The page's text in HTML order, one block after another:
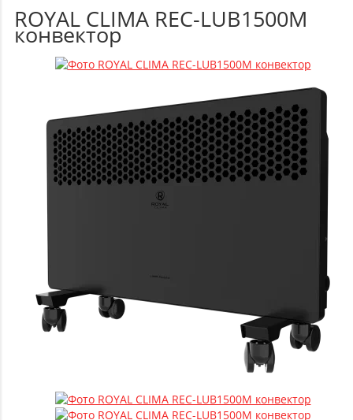
ROYAL CLIMA REC-LUB1500M
конвектор